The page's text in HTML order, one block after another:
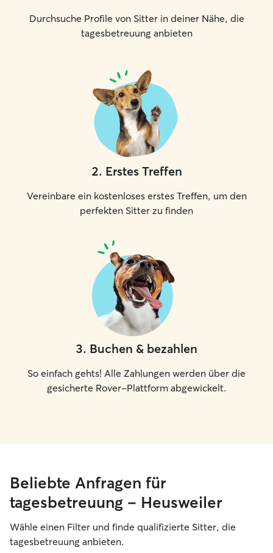
Durchsuche Profile von Sitter in deiner Nähe, die
tagesbetreuung anbieten
2. Erstes Treffen
Vereinbare ein kostenloses erstes Treffen, um den
perfekten Sitter zu finden
3. Buchen & bezahlen
So einfach gehts! Alle Zahlungen werden über die
gesicherte Rover-Plattform abgewickelt.
Beliebte Anfragen für
tagesbetreuung – Heusweiler
Wähle einen Filter und finde qualifizierte Sitter, die
tagesbetreuung anbieten.